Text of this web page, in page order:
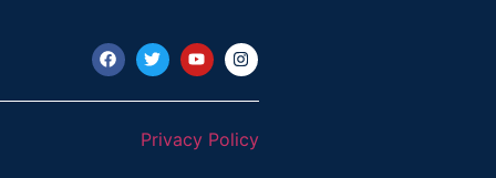
Privacy Policy